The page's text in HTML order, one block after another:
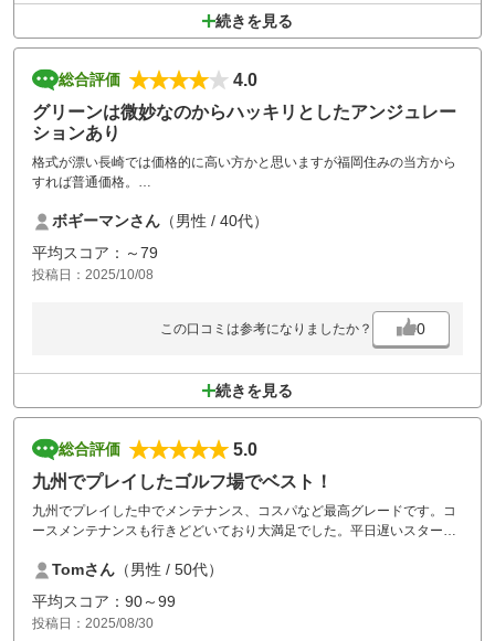
続きを見る
総合評価
4.0
グリーンは微妙なのからハッキリとしたアンジュレー
ションあり
格式が漂い長崎では価格的に高い方かと思いますが福岡住みの当方から
すれば普通価格。
値を感じます。
詰め込んでないですしのんびりとコースを堪能できました。
グリーン上ではプレーヤー個々人が意識してピッチマークを直すように
心掛けましょう！
ボギーマンさん （男性 / 40代）
平均スコア：～79
投稿日：2025/10/08
この口コミは参考になりましたか？ 0
続きを見る
総合評価
5.0
九州でプレイしたゴルフ場でベスト！
九州でプレイした中でメンテナンス、コスパなど最高グレードです。コ
ースメンテナンスも行きどどいており大満足でした。平日遅いスタート
す。何度でもプレイしたい素晴らしいコースでした！
Tomさん （男性 / 50代）
平均スコア：90～99
投稿日：2025/08/30